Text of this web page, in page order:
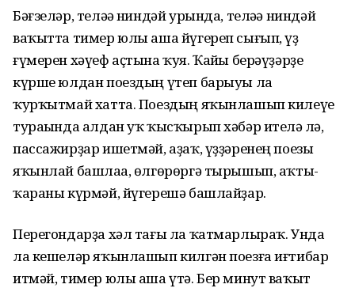
Бәғзеләр, теләһә ниндәй урында, теләһә ниндәй
ваҡытта тимер юлы аша йүгереп сығып, үҙ
ғүмерен хәүеф аҫтына ҡуя. Ҡайһы берәүҙәрҙе
күрше юлдан поездың үтеп барыуы ла
ҡурҡытмай хатта. Поездың яҡынлашып килеүе
тураһында алдан уҡ ҡысҡырып хәбәр ителһә лә,
пассажирҙар ишетмәй, аҙаҡ, үҙҙәренең поезы
яҡынлай башлаһа, өлгөрөргә тырышып, аҡты-
ҡараны күрмәй, йүгерешә башлайҙар.
Перегондарҙа хәл тағы ла ҡатмарлыраҡ. Унда
ла кешеләр яҡынлашып килгән поезға иғтибар
итмәй, тимер юлы аша үтә. Бер минут ваҡыт